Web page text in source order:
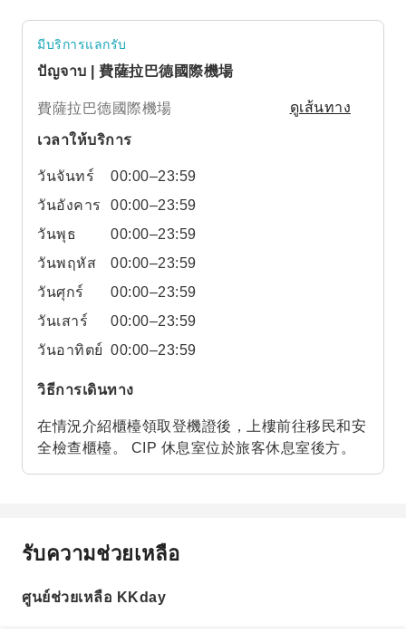
มีบริการแลกรับ
ปัญจาบ | 費薩拉巴德國際機場
費薩拉巴德國際機場 ดูเส้นทาง
เวลาให้บริการ
วันจันทร์
00:00–23:59
วันอังคาร
00:00–23:59
วันพุธ
00:00–23:59
วันพฤหัส
00:00–23:59
วันศุกร์
00:00–23:59
วันเสาร์
00:00–23:59
วันอาทิตย์ 00:00–23:59
วิธีการเดินทาง
在情況介紹櫃檯領取登機證後，上樓前往移民和安
全檢查櫃檯。 CIP 休息室位於旅客休息室後方。
รับความช่วยเหลือ
ศูนย์ช่วยเหลือ KKday